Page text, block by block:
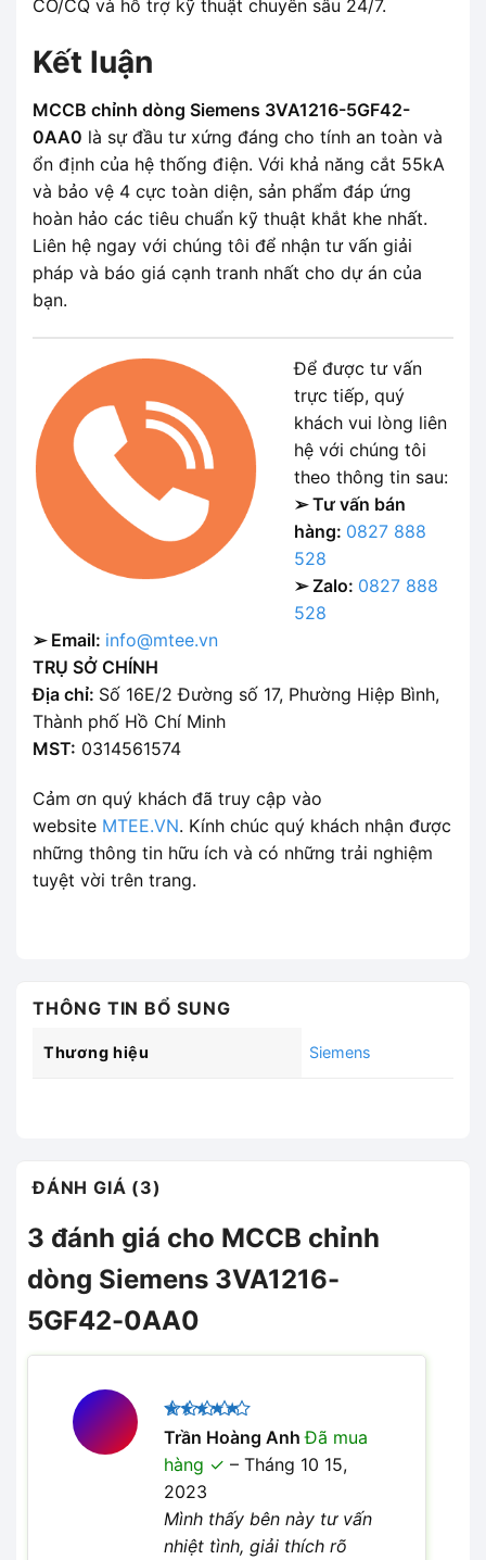
CO/CQ và hỗ trợ kỹ thuật chuyên sâu 24/7.
Kết luận
MCCB chỉnh dòng Siemens 3VA1216-5GF42-
0AA0 là sự đầu tư xứng đáng cho tính an toàn và
ổn định của hệ thống điện. Với khả năng cắt 55kA
và bảo vệ 4 cực toàn diện, sản phẩm đáp ứng
hoàn hảo các tiêu chuẩn kỹ thuật khắt khe nhất.
Liên hệ ngay với chúng tôi để nhận tư vấn giải
pháp và báo giá cạnh tranh nhất cho dự án của
bạn.
Để được tư vấn
trực tiếp, quý
khách vui lòng liên
hệ với chúng tôi
theo thông tin sau:
➢ Tư vấn bán
hàng: 0827 888
528
➢ Zalo: 0827 888
528
➢ Email: info@mtee.vn
TRỤ SỞ CHÍNH
Địa chỉ: Số 16E/2 Đường số 17, Phường Hiệp Bình,
Thành phố Hồ Chí Minh
MST: 0314561574
Cảm ơn quý khách đã truy cập vào
website MTEE.VN. Kính chúc quý khách nhận được
những thông tin hữu ích và có những trải nghiệm
tuyệt vời trên trang.
THÔNG TIN BỔ SUNG
Thương hiệu Siemens
ĐÁNH GIÁ (3)
3 đánh giá cho MCCB chỉnh
dòng Siemens 3VA1216-
5GF42-0AA0
Được xếp
hạng 55
sao
Trần Hoàng AnhĐã mua
hàng
– Tháng 10 15,
2023
Mình thấy bên này tư vấn
nhiệt tình, giải thích rõ